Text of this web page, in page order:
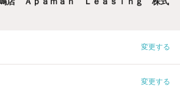
変更する
変更する